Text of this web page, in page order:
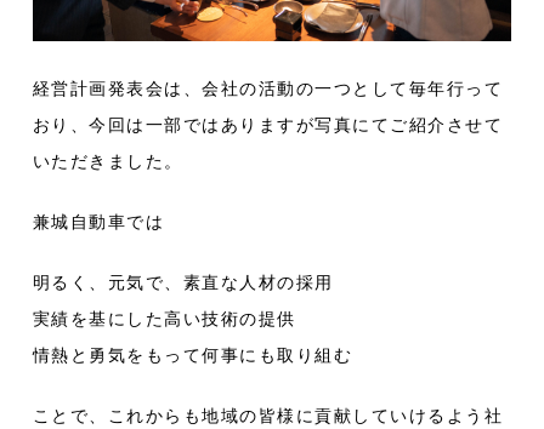
経営計画発表会は、会社の活動の一つとして毎年行って
おり、今回は一部ではありますが写真にてご紹介させて
いただきました。
兼城自動車では
明るく、元気で、素直な人材の採用
実績を基にした高い技術の提供
情熱と勇気をもって何事にも取り組む
ことで、これからも地域の皆様に貢献していけるよう社